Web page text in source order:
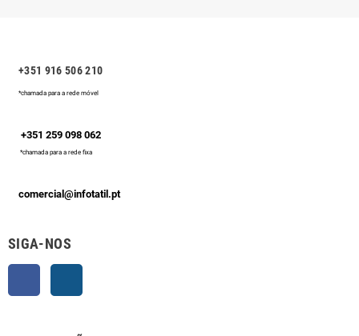
+351 916 506 210
*chamada para a rede móvel
+351 259 098 062
*chamada para a rede fixa
comercial@infotatil.pt
SIGA-NOS